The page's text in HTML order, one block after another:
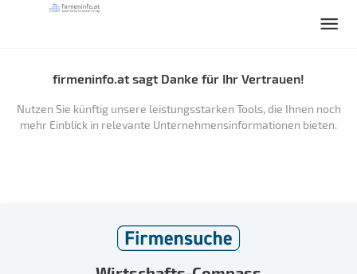
firmeninfo.at sagt Danke für Ihr Vertrauen!
Nutzen Sie künftig unsere leistungsstarken Tools, die Ihnen noch
mehr Einblick in relevante Unternehmensinformationen bieten.